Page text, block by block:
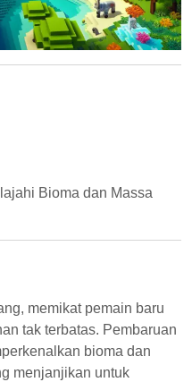
Bioma dan Massa
memikat pemain baru
tak terbatas. Pembaruan
bioma dan
menjanjikan untuk